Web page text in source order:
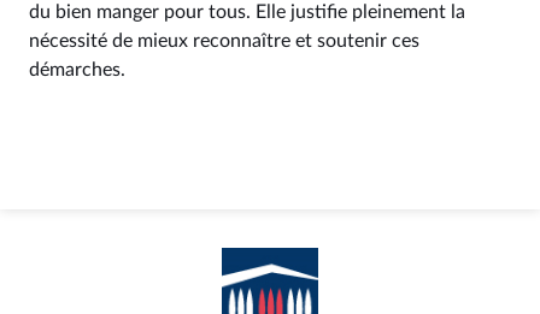
du bien manger pour tous. Elle justifie pleinement la
nécessité de mieux reconnaître et soutenir ces
démarches.